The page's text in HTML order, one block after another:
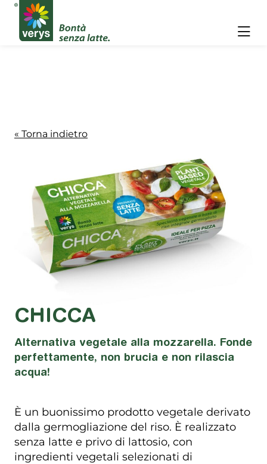
Skip
content
« Torna indietro
CHICCA
Alternativa vegetale alla mozzarella. Fonde
perfettamente, non brucia e non rilascia
acqua!
È un buonissimo prodotto vegetale derivato
dalla germogliazione del riso. È realizzato
senza latte e privo di lattosio, con
ingredienti vegetali selezionati di